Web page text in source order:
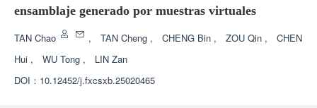
ensamblaje generado por muestras virtuales
TAN Chao , TAN Cheng , CHENG Bin , ZOU Qin ,
CHEN
Hui , WU Tong ,
LIN Zan
DOI： 10.12452/j.fxcsxb.25020465